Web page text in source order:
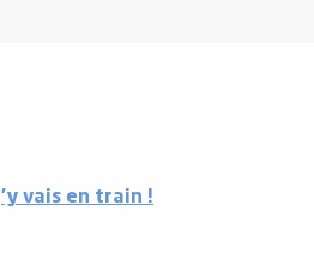
J'y vais en train !